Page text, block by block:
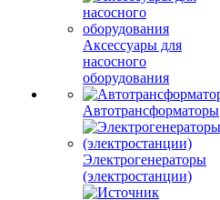
Аксессуары для
насосного
оборудования
Автотрансформаторы
Электрогенераторы
(электростанции)